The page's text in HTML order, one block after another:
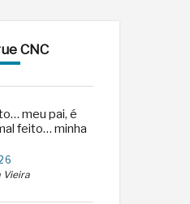
CNC
meu pai, é
feito… minha
Vieira